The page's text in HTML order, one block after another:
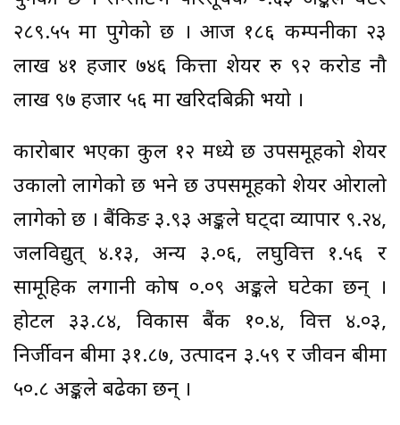
२८९.५५ मा पुगेको छ । आज १८६ कम्पनीका २३
लाख ४१ हजार ७४६ कित्ता शेयर रु ९२ करोड नौ
लाख ९७ हजार ५६ मा खरिदबिक्री भयो ।
कारोबार भएका कुल १२ मध्ये छ उपसमूहको शेयर
उकालो लागेको छ भने छ उपसमूहको शेयर ओरालो
लागेको छ । बैंकिङ ३.९३ अङ्कले घट्दा व्यापार ९.२४,
जलविद्युत् ४.१३, अन्य ३.०६, लघुवित्त १.५६ र
सामूहिक लगानी कोष ०.०९ अङ्कले घटेका छन् ।
होटल ३३.८४, विकास बैंक १०.४, वित्त ४.०३,
निर्जीवन बीमा ३१.८७, उत्पादन ३.५९ र जीवन बीमा
५०.८ अङ्कले बढेका छन् ।